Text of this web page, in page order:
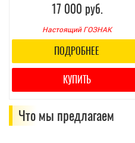
17 000 руб.
Настоящий ГОЗНАК
ПОДРОБНЕЕ
КУПИТЬ
Что мы предлагаем